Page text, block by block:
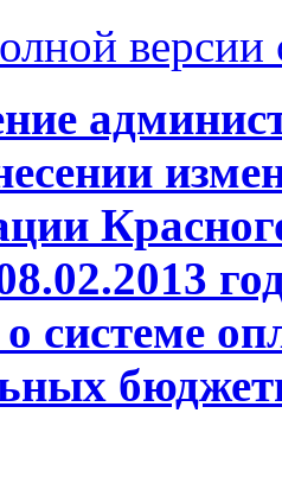
версии
системе